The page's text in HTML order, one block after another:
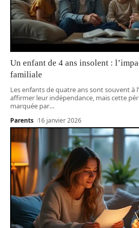
Un enfant de 4 ans insolent :
familiale
Les enfants de quatre ans sont souvent à
affirmer leur indépendance, mais cette
marquée par…
Parents 16 janvier 2026